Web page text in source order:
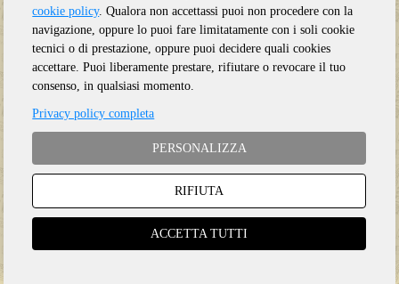
2 CD
BABAIKA PRODUCTIONS
€ 4.90
B 52'S
1 CD
ISLAND MASTERS
cookie policy. Qualora non accettassi puoi non procedere con la
navigazione, oppure lo puoi fare limitatamente con i soli cookie
tecnici o di prestazione, oppure puoi decidere quali cookies
accettare. Puoi liberamente prestare, rifiutare o revocare il tuo
consenso, in qualsiasi momento.
Privacy policy completa
PERSONALIZZA
RIFIUTA
ACCETTA TUTTI